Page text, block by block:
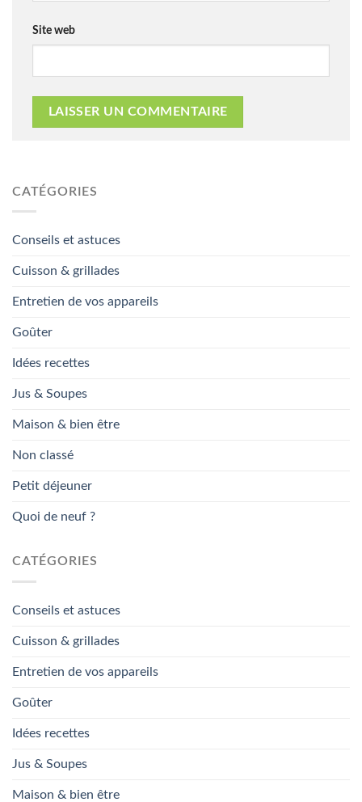
Site web
CATÉGORIES
Conseils et astuces
Cuisson & grillades
Entretien de vos appareils
Goûter
Idées recettes
Jus & Soupes
Maison & bien être
Non classé
Petit déjeuner
Quoi de neuf ?
CATÉGORIES
Conseils et astuces
Cuisson & grillades
Entretien de vos appareils
Goûter
Idées recettes
Jus & Soupes
Maison & bien être